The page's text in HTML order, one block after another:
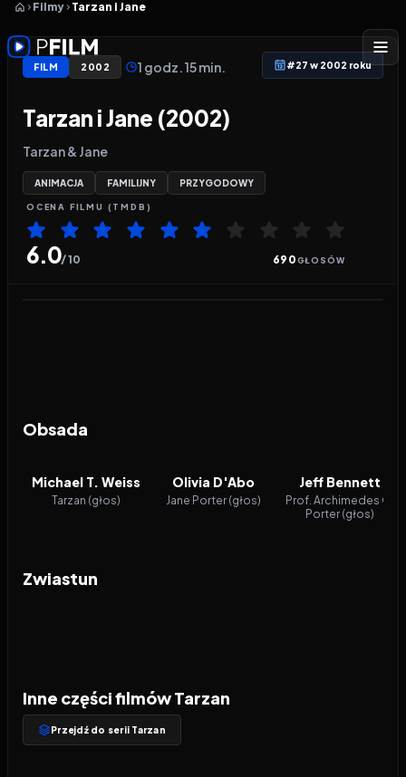
Filmy Tarzan i Jane
FILM 2002 1 godz. 15 min. #27 w 2002 roku
Tarzan i Jane (2002)
Tarzan & Jane
ANIMACJA FAMILIJNY PRZYGODOWY
OCENA FILMU (TMDB)
6.0/ 10 690GŁOSÓW
Obsada
Michael T. Weiss
Tarzan (głos)
Olivia D'Abo
Jane Porter (głos)
Jeff Bennett
Prof. Archimedes Q.
Porter (głos)
Zwiastun
Inne części filmów Tarzan
Przejdź do serii Tarzan